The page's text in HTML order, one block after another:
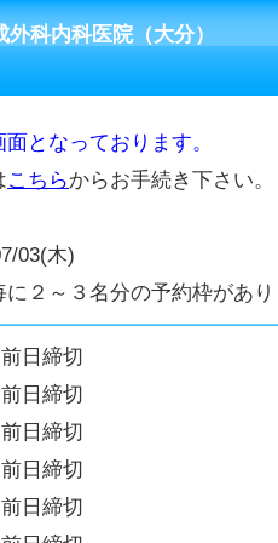
科内科医院（大分）
となっております。
こちらからお手続き下さい。
03(木)
２～３名分の予約枠があ
日締切
日締切
日締切
日締切
日締切